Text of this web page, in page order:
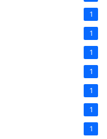
1
1
1
1
1
1
1